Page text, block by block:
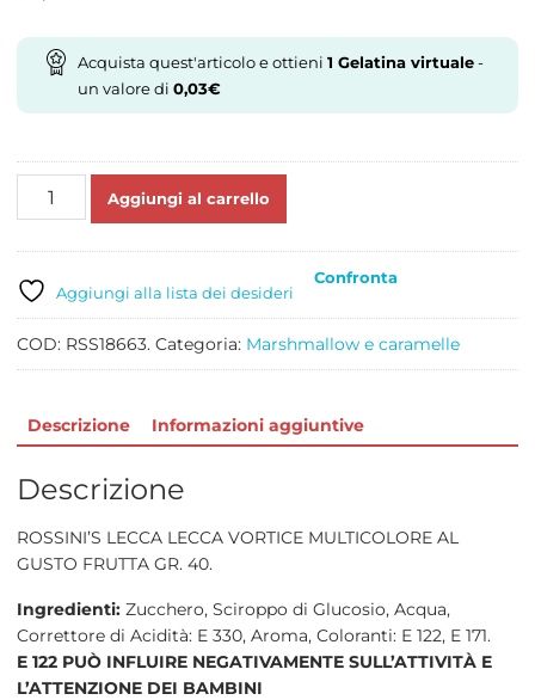
Acquista quest'articolo e ottieni 1 Gelatina virtuale-
un valore di 0,03€
LECCA
1
quantità
Aggiungi al carrello
Aggiungi alla lista dei desideri
Confronta
COD: RSS18663. Categoria: Marshmallow e caramelle
Descrizione Informazioni aggiuntive
Descrizione
ROSSINI’S LECCA LECCA VORTICE MULTICOLORE AL
GUSTO FRUTTA GR. 40.
Ingredienti:Zucchero, Sciroppo di Glucosio, Acqua,
Correttore di Acidità: E 330, Aroma, Coloranti: E 122, E 171.
E 122 PUÒ INFLUIRE NEGATIVAMENTE SULL’ATTIVITÀ E
L’ATTENZIONE DEI BAMBINI